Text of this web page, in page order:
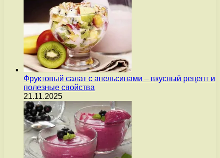
Фруктовый салат с апельсинами – вкусный рецепт и
полезные свойства
21.11.2025